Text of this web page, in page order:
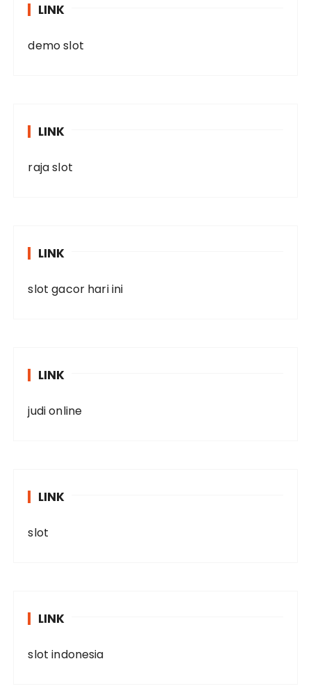
LINK
demo slot
LINK
raja slot
LINK
slot gacor hari ini
LINK
judi online
LINK
slot
LINK
slot indonesia